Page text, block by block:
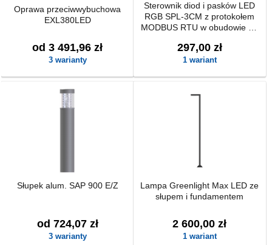
Oprawa przeciwwybuchowa
EXL380LED
od 3 491,96 zł
3 warianty
Sterownik diod i pasków LED
RGB SPL-3CM z protokołem
MODBUS RTU w obudowie na
297,00 zł
1 wariant
Słupek alum. SAP 900 E/Z
od 724,07 zł
3 warianty
Lampa Greenlight Max LED ze
słupem i fundamentem
2 600,00 zł
1 wariant